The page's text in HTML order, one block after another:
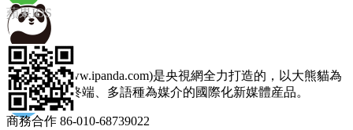
微信朋友
蘋果IOS
熊貓頻道(www.ipanda.com)是央視網全力打造的，以大熊貓為
主題，以多終端、多語種為媒介的國際化新媒體産品。
商務合作 86-010-68739022